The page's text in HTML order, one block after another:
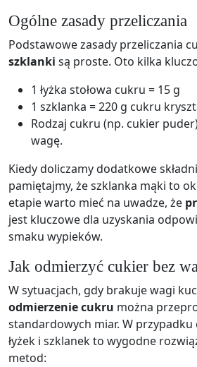
Ogólne zasady przeliczania
Podstawowe zasady przeliczania
szklanki są proste. Oto kilka
1 łyżka stołowa cukru = 15 g
1 szklanka = 220 g cukru
Rodzaj cukru (np. cukier
wagę.
Kiedy doliczamy dodatkowe
pamiętajmy, że szklanka mąki to
etapie warto mieć na uwadze, że
jest kluczowe dla uzyskania
smaku wypieków.
Jak odmierzyć cukier bez
W sytuacjach, gdy brakuje wagi
odmierzenie cukru można
standardowych miar. W
łyżek i szklanek to wygodne
metod: